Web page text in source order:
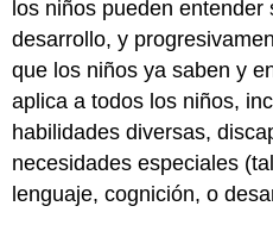
los niños pueden
desarrollo, y
que los niños ya saben y
aplica a todos los niños,
habilidades diversas,
necesidades especiales
lenguaje, cognición, o